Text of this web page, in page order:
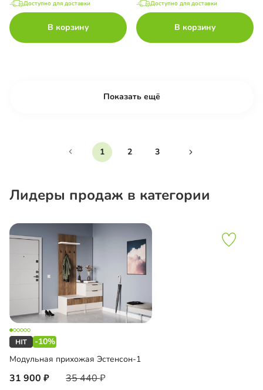
Доступно для доставки
В корзину
Доступно для доставки
В корзину
Показать ещё
1 2 3
Лидеры продаж в категории
-10%
Модульная прихожая Эстенсон-1
31 900 35 440